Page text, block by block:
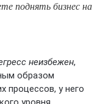
поднять бизнес на
неизбежен,
образом
процессов, у него